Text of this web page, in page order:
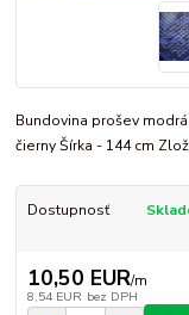
Bundovina prošev
čierny Šírka - 144 cm
Dostupnosť
10,50 EUR/m
8,54 EUR bez DPH